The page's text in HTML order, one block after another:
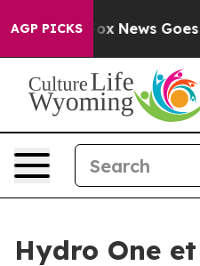
AGP PICKS
Fox News Goes Quiet
Hydro One